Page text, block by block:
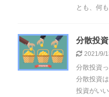
とも、何
分散投
2021/9/
分散投資
分散投資
投資がい